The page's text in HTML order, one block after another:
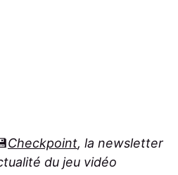
Checkpoint, la newsletter
du jeu vidéo